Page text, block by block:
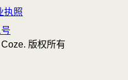
执照
版权所有